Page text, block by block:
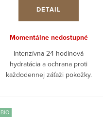
DETAIL
Momentálne nedostupné
Intenzívna 24-hodinová
hydratácia a ochrana proti
každodennej záťaži pokožky.
ochrannými technológiami proti
modrému svetlu, znečisteniu a...
BIO